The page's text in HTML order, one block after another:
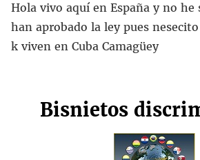
Hola vivo aquí en España y no he
han aprobado la ley pues
k viven en Cuba Camagüey
Bisnietos